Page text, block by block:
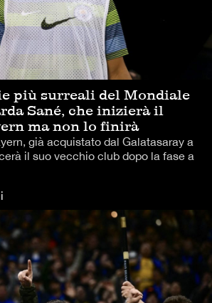
più surreali del Mondiale
Sané, che inizierà il
ma non lo finirà
già acquistato dal Galatasaray a
il suo vecchio club dopo la fase a